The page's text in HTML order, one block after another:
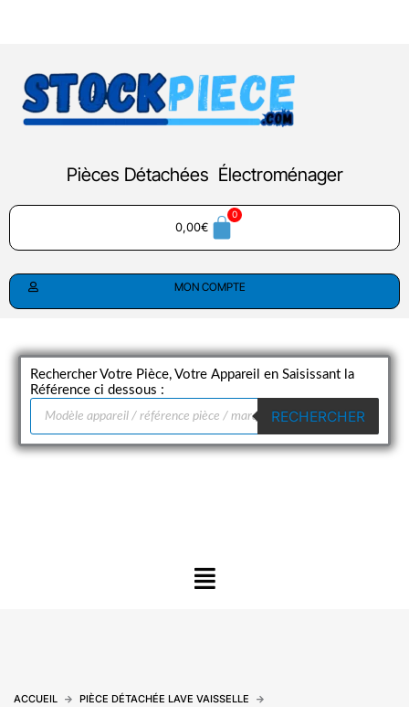
contenu
Pièces Détachées Électroménager
0,00€
MON COMPTE
Rechercher Votre Pièce, Votre Appareil en Saisissant la
Référence ci dessous :
Recherche
produits
RECHERCHER
Menu
ACCUEIL
PIÈCE DÉTACHÉE LAVE VAISSELLE